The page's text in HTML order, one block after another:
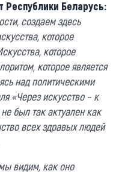
Республики Беларусь:
создаем здесь
которое
которое
которое является
над политическими
«Через искусство – к
был так актуален как
всех здравых людей
видим, как оно